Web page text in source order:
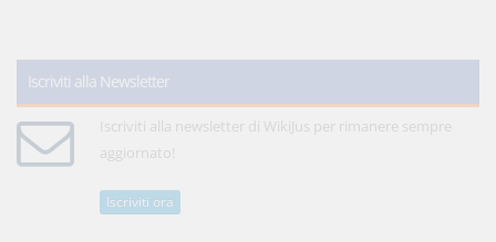
Iscriviti alla Newsletter
Iscriviti alla newsletter di WikiJus per rimanere sempre
aggiornato!
Iscriviti ora